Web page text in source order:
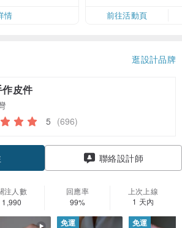
情
前往活動頁
逛設計品牌
皮件
5 (696)
聯絡設計師
注人數
1,990
回應率
99%
上次上線
1 天內
免運 免運